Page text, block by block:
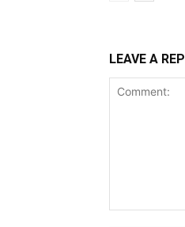
LEAVE A